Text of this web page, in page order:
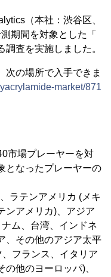
（本社：渋谷区、
期間を対象とした「
査を実施しました。
次の場所で入手できま
market/871
市場プレーヤーを対
となったプレーヤーの
ラテンアメリカ (メキ
ンアメリカ)、アジア
ム、台湾、インドネ
、その他のアジア太平
フランス、イタリア
の他のヨーロッパ)、